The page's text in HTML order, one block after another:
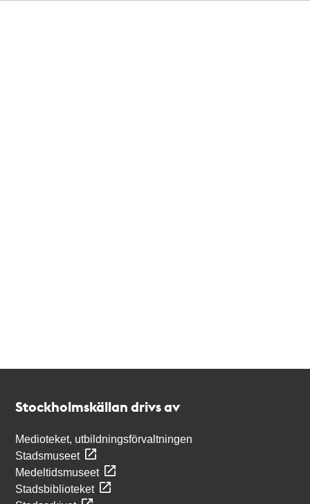
Stockholmskällan drivs av
Medioteket, utbildningsförvaltningen
Stadsmuseet
Medeltidsmuseet
Stadsbiblioteket